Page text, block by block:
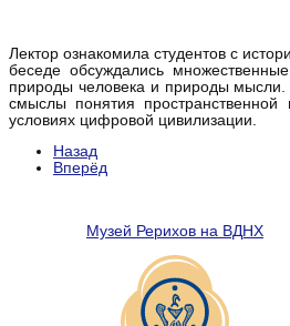
Лектор ознакомила студентов с
беседе обсуждались
природы человека и природы мысли.
смыслы понятия
условиях цифровой цивилизации.
Назад
Вперёд
Музей Рерихов на ВДНХ